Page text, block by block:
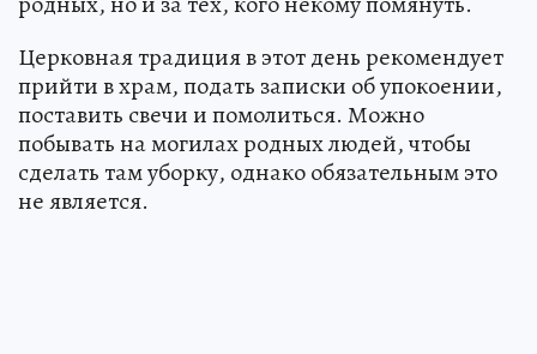
Церковная традиция в этот день рекомендует
прийти в храм, подать записки об упокоении,
поставить свечи и помолиться. Можно
побывать на могилах родных людей, чтобы
сделать там уборку, однако обязательным это
не является.